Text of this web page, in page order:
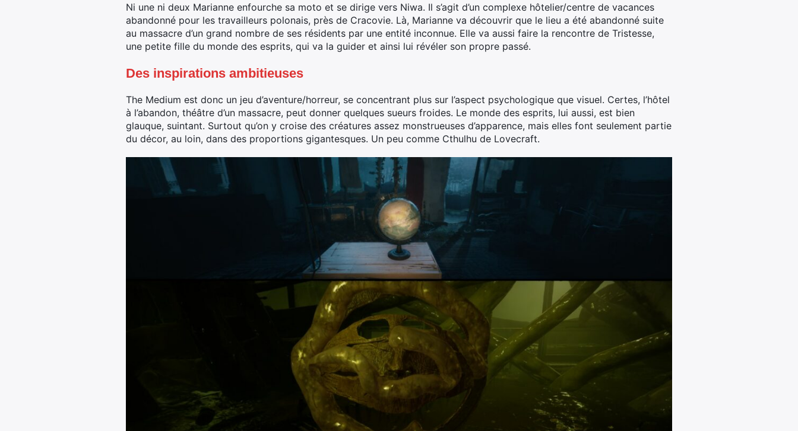
Ni une ni deux Marianne enfourche sa moto et se dirige vers Niwa. Il s’agit d’un complexe hôtelier/centre de vacances
abandonné pour les travailleurs polonais, près de Cracovie. Là, Marianne va découvrir que le lieu a été abandonné suite
au massacre d’un grand nombre de ses résidents par une entité inconnue. Elle va aussi faire la rencontre de Tristesse,
une petite fille du monde des esprits, qui va la guider et ainsi lui révéler son propre passé.
Des inspirations ambitieuses
The Medium est donc un jeu d’aventure/horreur, se concentrant plus sur l’aspect psychologique que visuel. Certes, l’hôtel
à l’abandon, théâtre d’un massacre, peut donner quelques sueurs froides. Le monde des esprits, lui aussi, est bien
glauque, suintant. Surtout qu’on y croise des créatures assez monstrueuses d’apparence, mais elles font seulement partie
du décor, au loin, dans des proportions gigantesques. Un peu comme Cthulhu de Lovecraft.